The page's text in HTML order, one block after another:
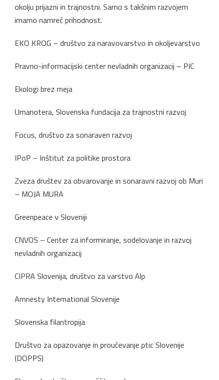
okolju prijazni in trajnostni. Samo s takšnim razvojem
imamo namreč prihodnost.
EKO KROG – društvo za naravovarstvo in okoljevarstvo
Pravno-informacijski center nevladnih organizacij – PIC
Ekologi brez meja
Umanotera, Slovenska fundacija za trajnostni razvoj
Focus, društvo za sonaraven razvoj
IPoP – Inštitut za politike prostora
Zveza društev za obvarovanje in sonaravni razvoj ob Muri
– MOJA MURA
Greenpeace v Sloveniji
CNVOS – Center za informiranje, sodelovanje in razvoj
nevladnih organizacij
CIPRA Slovenija, društvo za varstvo Alp
Amnesty International Slovenije
Slovenska filantropija
Društvo za opazovanje in proučevanje ptic Slovenije
(DOPPS)